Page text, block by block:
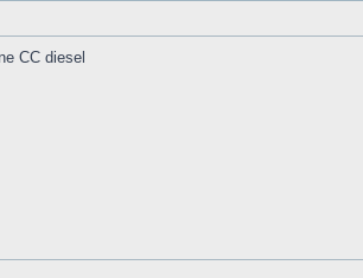
CC diesel